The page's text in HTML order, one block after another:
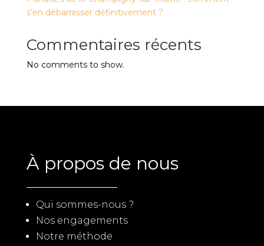
s’en débarrasser définitivement ?
Commentaires récents
No comments to show.
À propos de nous
Qui sommes-nous ?
Nos engagements
Notre méthode